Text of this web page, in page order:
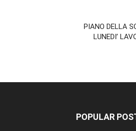
PIANO DELLA
LUNEDI’
POPULAR